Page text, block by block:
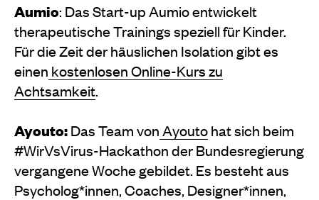
Aumio: Das Start-up Aumio entwickelt
therapeutische Trainings speziell für Kinder.
Für die Zeit der häuslichen Isolation gibt es
einen kostenlosen Online-Kurs zu
Achtsamkeit.
Ayouto:Das Team vonAyoutohat sich beim
#WirVsVirus-Hackathon der Bundesregierung
vergangene Woche gebildet. Es besteht aus
Psycholog*innen, Coaches, Designer*innen,